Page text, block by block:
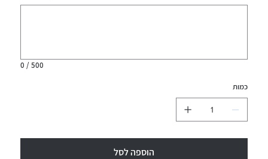
0 / 500
כמות
הוספה לסל